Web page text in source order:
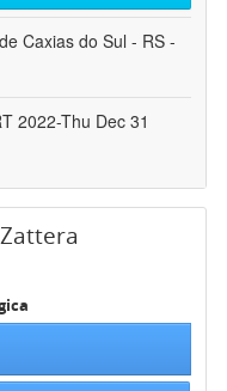
Caxias do Sul - RS -
2022-Thu Dec 31